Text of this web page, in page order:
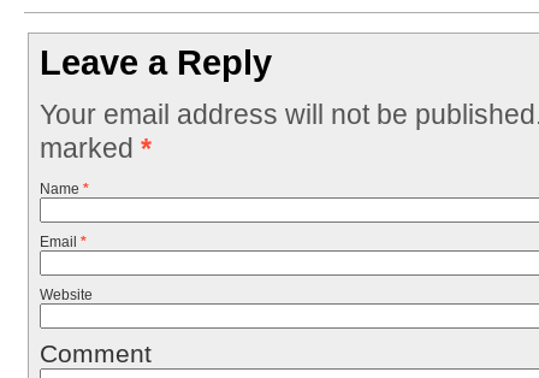
Leave a Reply
Your email address will not be
marked *
Name *
Email *
Website
Comment